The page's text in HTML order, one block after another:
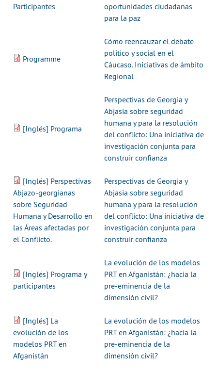
Participantes
oportunidades ciudadanas
para la paz
Programme
Cómo reencauzar el debate
político y social en el
Cáucaso. Iniciativas de ámbito
Regional
[Inglés] Programa
Perspectivas de Georgia y
Abjasia sobre seguridad
humana y para la resolución
del conflicto: Una iniciativa de
investigación conjunta para
construir confianza
[Inglés] Perspectivas
Abjazo-georgianas
sobre Seguridad
Humana y Desarrollo en
las Áreas afectadas por
el Conflicto.
Perspectivas de Georgia y
Abjasia sobre seguridad
humana y para la resolución
del conflicto: Una iniciativa de
investigación conjunta para
construir confianza
[Inglés] Programa y
participantes
La evolución de los modelos
PRT en Afganistán: ¿hacia la
pre-eminencia de la
dimensión civil?
[Inglés] La
evolución de los
modelos PRT en
Afganistán
La evolución de los modelos
PRT en Afganistán: ¿hacia la
pre-eminencia de la
dimensión civil?